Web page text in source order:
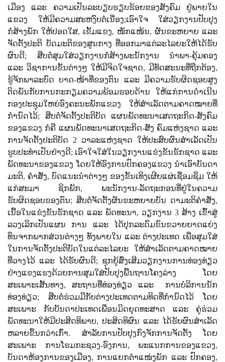
ເມືອງ ແລະ ຄວາມເປັນລະບຽບຮຽບຮ້ອຍຂອງສັງຄົມ ຢູ່ພາຍໃນ
ແຂວງ ໃຫ້ມີຄວາມສະຫງົບຕໍ່ເນື່ອງ;ເອົາໃຈ ໃສ່ວຽກງານປັບປຸງ
ກໍ່ສ້າງພັກ ໃຫ້ປອດໃສ, ເຂັ້ມແຂງ, ໜັກແໜ້ນ, ຜັນຂະຫຍາຍ ແລະ
ຈັດຕັ້ງປະຕິ ບັດມະຕິຂອງສູນກາງ ທີ່ອອກມາແຕ່ລະໄລຍະໃຫ້ໄດ້ຮັບ
ຜົນດີ; ສືບຕໍ່ສຸມໃສ່ວຽກງານກໍ່ສ້າງພະນັກງານ ນໍາພາ-ຄຸ້ມຄອງ
ແລະ ວິຊາການຂັ້ນຕ່າງໆ ໃຫ້ມີຈິດໃຈຊາດ, ມີທັດສະນະທີ່ຖືກຕ້ອງ,
ຮູ້ຈັກພາລະບົດ ບາດ-ໜ້າທີ່ຂອງຕົນ ແລະ ມີຄວາມຮັບຜິດຊອບສູງ
ຕິດພັນກັບການກະກຽມຄວາມພ້ອມຮອບດ້ານ ໃຫ້ແກ່ການດໍາເນີນ
ກອງປະຊຸມໃຫຍ່ອົງຄະນະພັກແຂວງ ໃຫ້ສຳເລັດຕາມຄາດໝາຍທີ່
ກຳນົດໄວ້; ສືບຕໍ່ຈັດຕັ້ງປະຕິບັດ ແຜນພັດທະນາເສດຖະກິດ-ສັງຄົມ
ຂອງແຂວງ ກໍຄື ແຜນພັດທະນາເສດຖະກິດ-ສັງ ຄົມແຫ່ງຊາດ ແລະ
ການຈັດຕັ້ງປະຕິບັດ 2 ວາລະແຫ່ງຊາດ ໃຫ້ປະສົບຜົນສຳເລັດເປັນ
ຮູບປະທຳເປັນຢ່າງດີ; ເອົາໃຈໃສ່ໃນວຽກງານແຂ່ງຂັນຮັກຊາດ ແລະ
ພັດທະນາຂອງແຂວງ ໂດຍໃຫ້ອົງການປົກຄອງແຂວງ ນຳເອົາບັນດາ
ມະຕິ, ຄໍາສັ່ງ, ບົດແນະນໍາຕ່າງໆ ຂອງຂັ້ນເທິງເຜີຍແຜ່ເຊື່ອມຊຶມ ໃຫ້
ແກ່ສະມາ ຊິກພັກ, ພະນັກງານ-ລັດຖະກອນທີ່ຢູ່ໃນຄວາມ
ຮັບຜິດຊອບຂອງຕົນ; ສືບຕໍ່ຈັດຕັ້ງຜັນຂະຫຍາຍບັນ ດາມະຕິຄຳສັ່ງ,
ເນື້ອໃນແຂ່ງຂັນຮັກຊາດ ແລະ ພັດທະນາ, ວຽກງານ 3 ສ້າງ ເຂົ້າສູ່
ລວງເລິກເປັນແຜນ ການ ແລະ ໄດ້ປຸກລະດົມຂົນຂວາຍຍາດແຍ່ງ
ທຶນຈາກພາກສ່ວນຕ່າງໆ ທັງພາຍໃນ ແລະ ຕ່າງປະເທດ ເພື່ອສຸມໃສ່
ໃນການຈັດຕັ້ງປະຕິບັດໃນແຕ່ລະໄລຍະ ໃຫ້ສໍາເລັດຕາມຄາດໝາຍ
ທີ່ວາງໄວ້ ແລະ ໄດ້ຮັບຜົນດີ; ຊຸກຍູ້ສົ່ງເສີມວຽກງານການທ່ອງທ່ຽວ
ຢ່າງແຂງແຮງດ້ວຍການສຸມໃສ່ປັບປຸງພື້ນຖານໂຄງລ່າງ ໂດຍ
ສະເພາະເສັ້ນທາງ, ສະຖານທີ່່ທ່ອງທ່ຽວ ແລະ
ການບໍລິການນັກ
ທ່ອງທ່ຽວ; ສືບຕໍ່ຮ່ວມມືກັບຕ່າງປະເທດຕາມທິດທີ່ກຳນົດໄວ້ ໂດຍ
ສະເພາະ ກັບບັນດາປະເທດເພື່ອນມິດຍຸດທະສາດ ແລະ ຄູ່ຮ່ວມ
ພັດທະນາໃຫ້ມີປະສິດທິພາບ, ປະສິດທິຜົນ ແລະ ໄດ້ຮັບຜົນສໍາເລັດ
ຫລາຍຂຶ້ນກວ່າເກົ່າ. ສຳລັບການປັບປຸງກົງຈັກການຈັດຕັ້ງ ໂດຍ
ສະເພາະ ການໂຮມກະຊວງ-ອົງການ, ພະແນກການຂອງແຂວງ,
ບັນດາຫ້ອງການຂອງເມືອງ, ການແຍກຕຳແໜ່ງພັກ ແລະ ປົກຄອງ,